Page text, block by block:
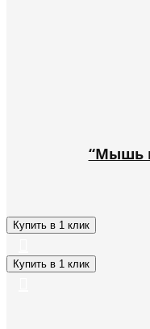
“Мышь
Купить в 1 клик
Купить в 1 клик